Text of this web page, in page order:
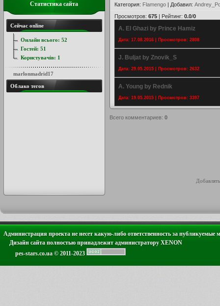
Категория: Flamengo | Добавил:
Просмотров: 675 | Рейтинг: 0.0/0
A. El Ghazi by Prince Hamiz
Дата: 17.08.2016 | Просмотров: 2808
J. Buljat by Znovik_S
Дата: 29.05.2015 | Просмотров: 2632
A. Young by Rednik
Дата: 19.05.2015 | Просмотров: 3397
Всего комментариев: 0
Статистика сайта
Сейчас online
Онлайн всього: 52
Гостей: 51
Користувачів: 1
marlonmadrid17
Облако тегов
Администрация проекта не несет какую-либо ответственность за публикуемые
Дизайн сайта полностью принадлежит администратору XENON
pes-stars.co.ua © 2011-2023